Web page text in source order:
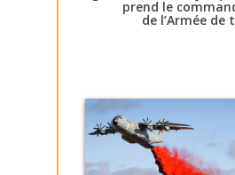
prend le
de l’Armée de